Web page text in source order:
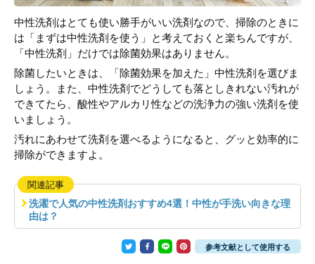
中性洗剤はとても使い勝手がいい洗剤なので、掃除のときに
は「まずは中性洗剤を使う」と考えておくと楽ちんですが、
「中性洗剤」だけでは除菌効果はありません。
除菌したいときは、「除菌効果を加えた」中性洗剤を選びま
しょう。また、中性洗剤でどうしても落としきれない汚れが
できてたら、酸性やアルカリ性などの洗浄力の強い洗剤を使
いましょう。
汚れにあわせて洗剤を選べるようになると、グッと効率的に
掃除ができますよ。
関連記事
洗濯で人気の中性洗剤おすすめ4選！中性が手洗い向きな理
由は？
参考文献として使用する